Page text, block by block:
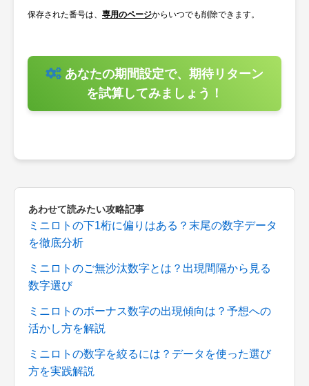
保存された番号は、 専用のページからいつでも削除できます。
あなたの期間設定で、期待リターン
を試算してみましょう！
あわせて読みたい攻略記事
ミニロトの下1桁に偏りはある？末尾の数字データ
を徹底分析
ミニロトのご無沙汰数字とは？出現間隔から見る
数字選び
ミニロトのボーナス数字の出現傾向は？予想への
活かし方を解説
ミニロトの数字を絞るには？データを使った選び
方を実践解説